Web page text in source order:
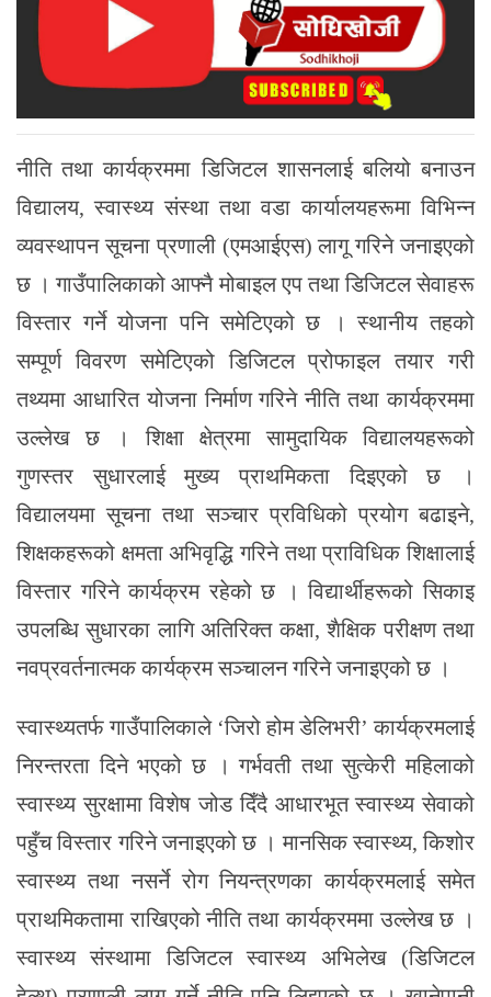
नीति तथा कार्यक्रममा डिजिटल शासनलाई बलियो बनाउन
विद्यालय, स्वास्थ्य संस्था तथा वडा कार्यालयहरूमा विभिन्न
व्यवस्थापन सूचना प्रणाली (एमआईएस) लागू गरिने जनाइएको
छ । गाउँपालिकाको आफ्नै मोबाइल एप तथा डिजिटल सेवाहरू
विस्तार गर्ने योजना पनि समेटिएको छ । स्थानीय तहको
सम्पूर्ण विवरण समेटिएको डिजिटल प्रोफाइल तयार गरी
तथ्यमा आधारित योजना निर्माण गरिने नीति तथा कार्यक्रममा
उल्लेख छ । शिक्षा क्षेत्रमा सामुदायिक विद्यालयहरूको
गुणस्तर सुधारलाई मुख्य प्राथमिकता दिइएको छ ।
विद्यालयमा सूचना तथा सञ्चार प्रविधिको प्रयोग बढाइने,
शिक्षकहरूको क्षमता अभिवृद्धि गरिने तथा प्राविधिक शिक्षालाई
विस्तार गरिने कार्यक्रम रहेको छ । विद्यार्थीहरूको सिकाइ
उपलब्धि सुधारका लागि अतिरिक्त कक्षा, शैक्षिक परीक्षण तथा
नवप्रवर्तनात्मक कार्यक्रम सञ्चालन गरिने जनाइएको छ ।
स्वास्थ्यतर्फ गाउँपालिकाले ‘जिरो होम डेलिभरी’ कार्यक्रमलाई
निरन्तरता दिने भएको छ । गर्भवती तथा सुत्केरी महिलाको
स्वास्थ्य सुरक्षामा विशेष जोड दिँदै आधारभूत स्वास्थ्य सेवाको
पहुँच विस्तार गरिने जनाइएको छ । मानसिक स्वास्थ्य, किशोर
स्वास्थ्य तथा नसर्ने रोग नियन्त्रणका कार्यक्रमलाई समेत
प्राथमिकतामा राखिएको नीति तथा कार्यक्रममा उल्लेख छ ।
स्वास्थ्य संस्थामा डिजिटल स्वास्थ्य अभिलेख (डिजिटल